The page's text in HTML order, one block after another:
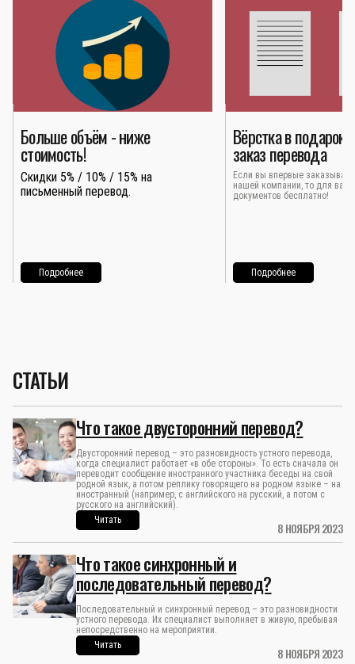
Больше объём - ниже
стоимость!
Скидки 5% / 10% / 15% на
письменный перевод.
Подробнее
Вёрстка в подарок
заказ перевода
Если вы впервые
нашей компании, то для вас
документов бесплатно!
Подробнее
СТАТЬИ
8 НОЯБРЯ 2023
Что такое двусторонний перевод?
Двусторонний перевод – это разновидность устного перевода,
когда специалист работает «в обе стороны». То есть сначала он
переводит сообщение иностранного участника беседы на свой
родной язык, а потом реплику говорящего на родном языке – на
иностранный (например, с английского на русский, а потом с
русского на английский).
Читать
8 НОЯБРЯ 2023
Что такое синхронный и
последовательный перевод?
Последовательный и синхронный перевод – это разновидности
устного перевода. Их специалист выполняет в живую, пребывая
непосредственно на мероприятии.
Читать